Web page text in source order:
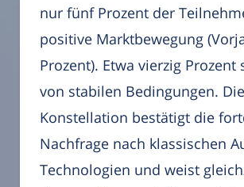
nur fünf Prozent der
positive Marktbewegung
Prozent). Etwa vierzig Prozent
von stabilen Bedingungen.
Konstellation bestätigt die
Nachfrage nach klassischen
Technologien und weist